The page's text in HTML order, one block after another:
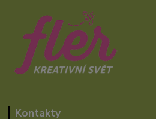
Kontakty